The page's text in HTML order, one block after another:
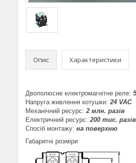
Опис Характеристики
Двополюсне електромагнітне реле:
Напруга живлення котушки: 24 VAC
Механічний ресурс: 2 млн. разів
Електричний ресурс: 200 тис. разів
Спосіб монтажу: на поверхню
Габаритні розміри